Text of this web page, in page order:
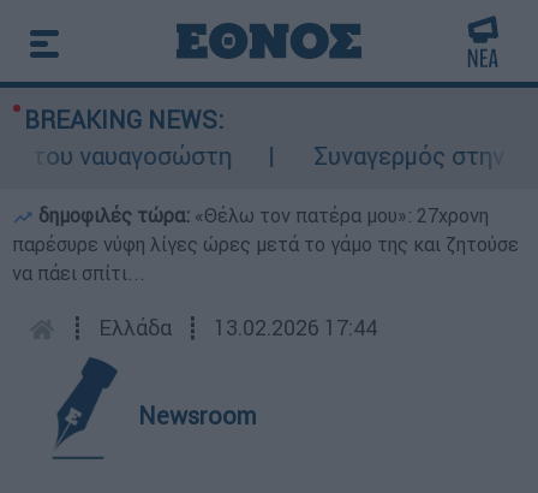
BREAKING NEWS:
ναυαγοσώστη
Συναγερμός στην
δημοφιλές τώρα: «Θέλω τον πατέρα μου»: 27χρονη
παρέσυρε νύφη λίγες ώρες μετά το γάμο της και ζητούσε
να πάει σπίτι...
┋ Ελλάδα ┋ 13.02.2026 17:44
Newsroom